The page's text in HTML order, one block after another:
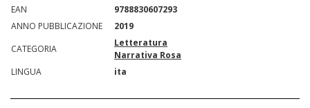
EAN
9788830607293
ANNO PUBBLICAZIONE
2019
CATEGORIA
Letteratura
Narrativa Rosa
LINGUA
ita